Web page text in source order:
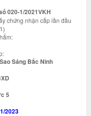
020-1/2021VKH
chứng nhận cấp lần đầu
Sáng Bắc Ninh
5
2023